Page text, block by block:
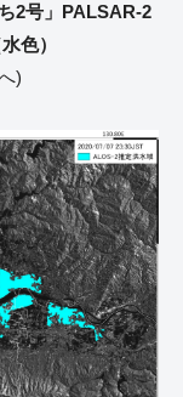
2号」PALSAR-2
色）
)